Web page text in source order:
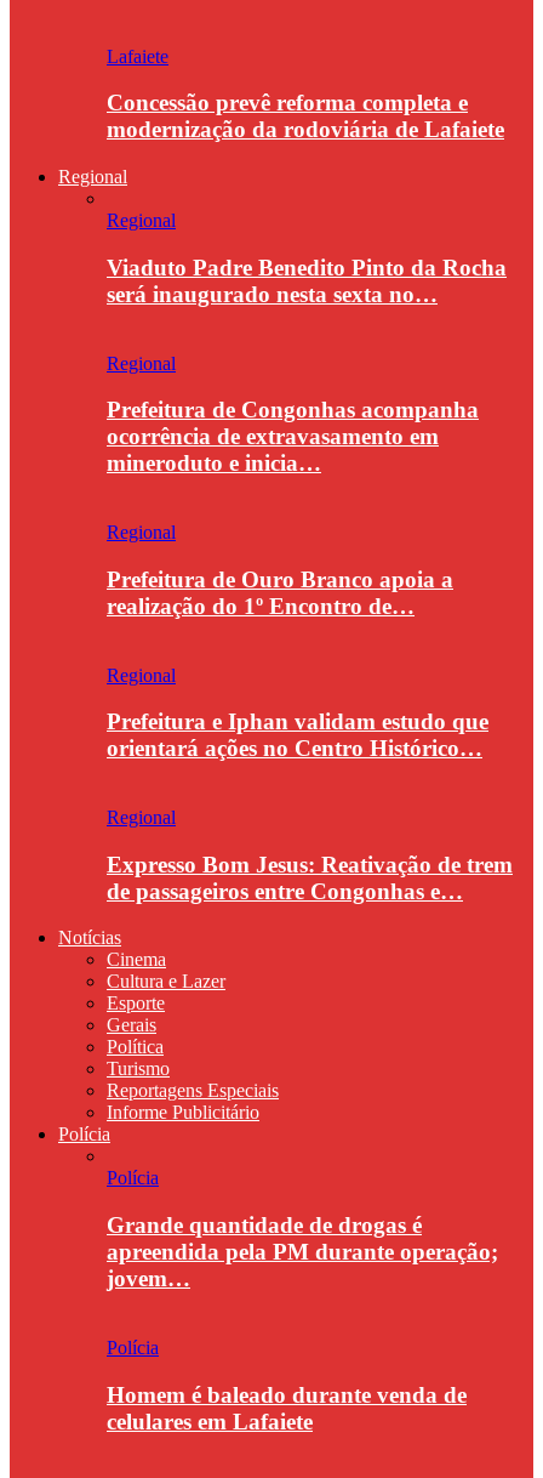
Lafaiete
Concessão prevê reforma completa e
modernização da rodoviária de Lafaiete
Regional
Regional
Viaduto Padre Benedito Pinto da Rocha
será inaugurado nesta sexta no…
Regional
Prefeitura de Congonhas acompanha
ocorrência de extravasamento em
mineroduto e inicia…
Regional
Prefeitura de Ouro Branco apoia a
realização do 1º Encontro de…
Regional
Prefeitura e Iphan validam estudo que
orientará ações no Centro Histórico…
Regional
Expresso Bom Jesus: Reativação de trem
de passageiros entre Congonhas e…
Notícias
Cinema
Cultura e Lazer
Esporte
Gerais
Política
Turismo
Reportagens Especiais
Informe Publicitário
Polícia
Polícia
Grande quantidade de drogas é
apreendida pela PM durante operação;
jovem…
Polícia
Homem é baleado durante venda de
celulares em Lafaiete